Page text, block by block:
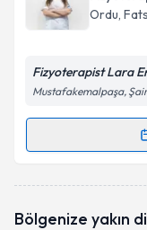
Ordu,
Fizyoterapist Lara
Mustafakemalpaşa,
Randevu
Size bu
Bölgenize yakın